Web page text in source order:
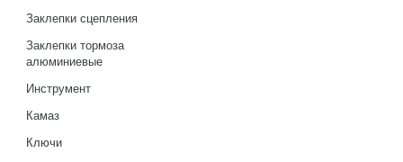
Заклепки сцепления
Заклепки тормоза
алюминиевые
Инструмент
Камаз
Ключи